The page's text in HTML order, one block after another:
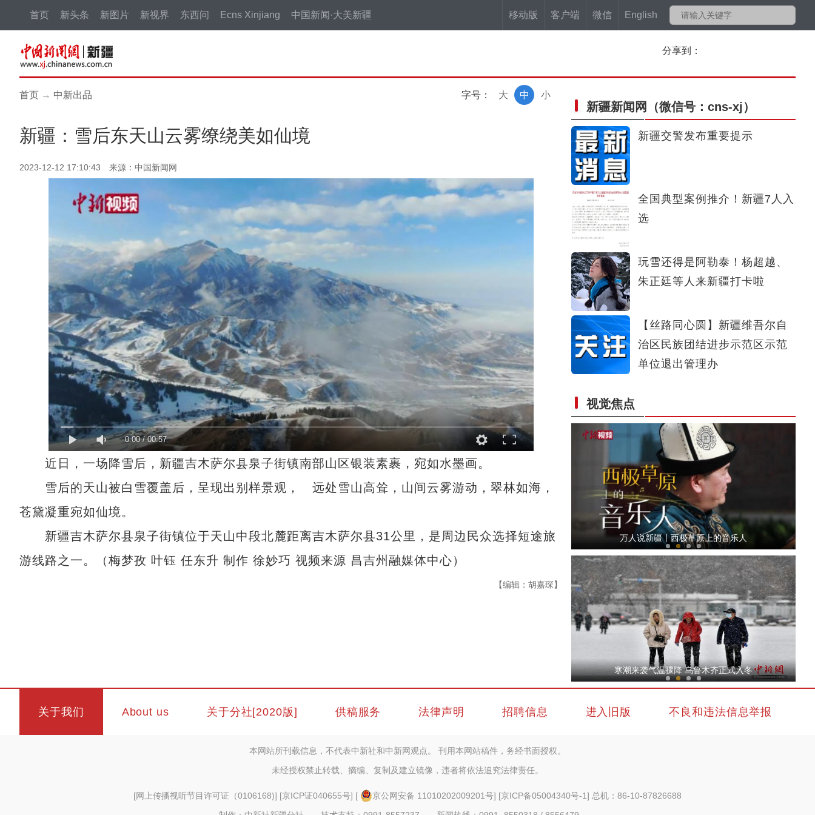
移动版 客户端 微信 English
首页 新头条 新图片 新视界 东西问 Ecns Xinjiang 中国新闻·大美新疆
分享到：
首页 → 中新出品 字号： 小
中
大
新疆：雪后东天山云雾缭绕美如仙境
2023-12-12 17:10:43 来源：中国新闻网
0:00/00:57
近日，一场降雪后，新疆吉木萨尔县泉子街镇南部山区银装素裹，宛如水墨画。
雪后的天山被白雪覆盖后，呈现出别样景观， 远处雪山高耸，山间云雾游动，翠林如海，
苍黛凝重宛如仙境。
新疆吉木萨尔县泉子街镇位于天山中段北麓距离吉木萨尔县31公里，是周边民众选择短途旅
游线路之一。（梅梦孜 叶钰 任东升 制作 徐妙巧 视频来源 昌吉州融媒体中心）
【编辑：胡嘉琛】
新疆新闻网 （微信号：cns-xj）
新疆交警发布重要提示
全国典型案例推介！新疆7人入
选
玩雪还得是阿勒泰！杨超越、
朱正廷等人来新疆打卡啦
【丝路同心圆】新疆维吾尔自
治区民族团结进步示范区示范
单位退出管理办
视觉焦点
新疆阿勒泰：电力供应保障旅游出行畅通
万人说新疆丨柯尔克孜绣娘
万人说新疆丨西极草原上的音乐人
新疆巴州：“剪头发” “穿冬衣” 8.18万亩
寒潮来袭气温骤降 乌鲁木齐正式入冬
关于我们 About us 关于分社[2020版] 供稿服务 法律声明 招聘信息 进入旧版 不良和违法信息举报
本网站所刊载信息，不代表中新社和中新网观点。 刊用本网站稿件，务经书面授权。
未经授权禁止转载、摘编、复制及建立镜像，违者将依法追究法律责任。
[网上传播视听节目许可证（0106168)] [京ICP证040655号] [ 京公网安备 11010202009201号] [京ICP备05004340号-1] 总机：86-10-87826688